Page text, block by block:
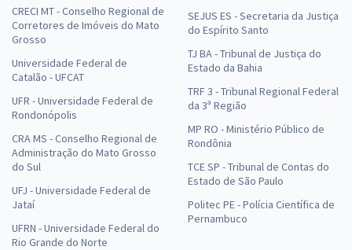
CRECI MT - Conselho Regional de
Corretores de Imóveis do Mato
Grosso
Universidade Federal de
Catalão - UFCAT
UFR - Universidade Federal de
Rondonópolis
CRA MS - Conselho Regional de
Administração do Mato Grosso
do Sul
UFJ - Universidade Federal de
Jataí
UFRN - Universidade Federal do
Rio Grande do Norte
SEJUS ES - Secretaria da Justiça
do Espírito Santo
TJ BA - Tribunal de Justiça do
Estado da Bahia
TRF 3 - Tribunal Regional Federal
da 3ª Região
MP RO - Ministério Público de
Rondônia
TCE SP - Tribunal de Contas do
Estado de São Paulo
Politec PE - Polícia Científica de
Pernambuco